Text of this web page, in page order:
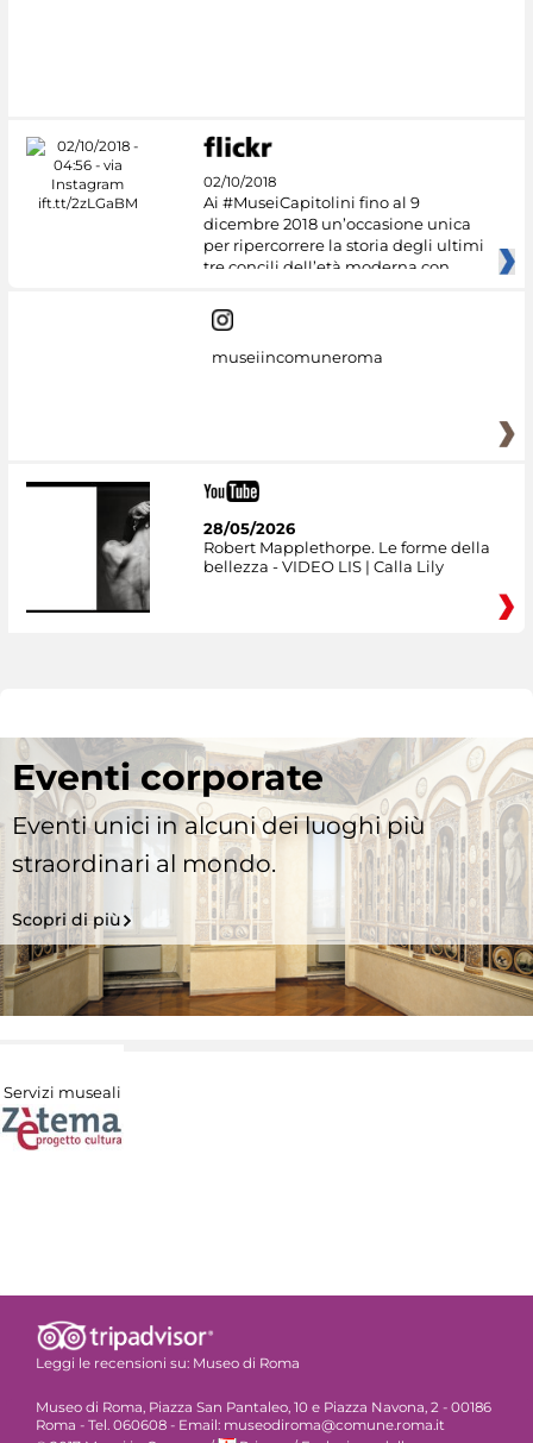
02/10/2018
Ai #MuseiCapitolini fino al 9
dicembre 2018 un’occasione unica
per ripercorrere la storia degli ultimi
tre concili dell’età moderna con
museiincomuneroma
28/05/2026
Robert Mapplethorpe. Le forme della
bellezza - VIDEO LIS | Calla Lily
Eventi corporate
Eventi unici in alcuni dei luoghi più
straordinari al mondo.
Scopri di più
Servizi museali
Leggi le recensioni su: Museo di Roma
Museo di Roma, Piazza San Pantaleo, 10 e Piazza Navona, 2 - 00186
Roma - Tel. 060608 - Email: museodiroma@comune.roma.it